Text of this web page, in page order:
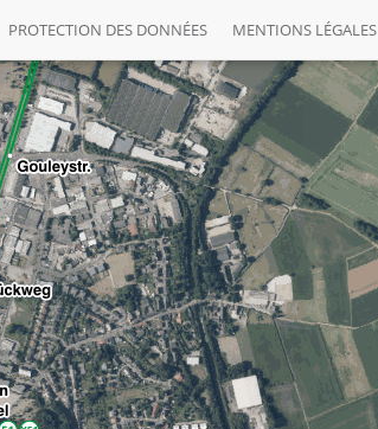
PROTECTION DES DONNÉES MENTIONS LÉGALES